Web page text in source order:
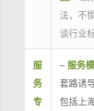
法，不
谈行业
服
务
专
– 服务
套路诱
包括上